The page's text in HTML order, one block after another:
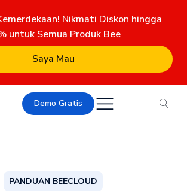
Nikmati Diskon hingga
untuk Semua Produk Bee
Saya Mau
Demo Gratis
PANDUAN BEECLOUD